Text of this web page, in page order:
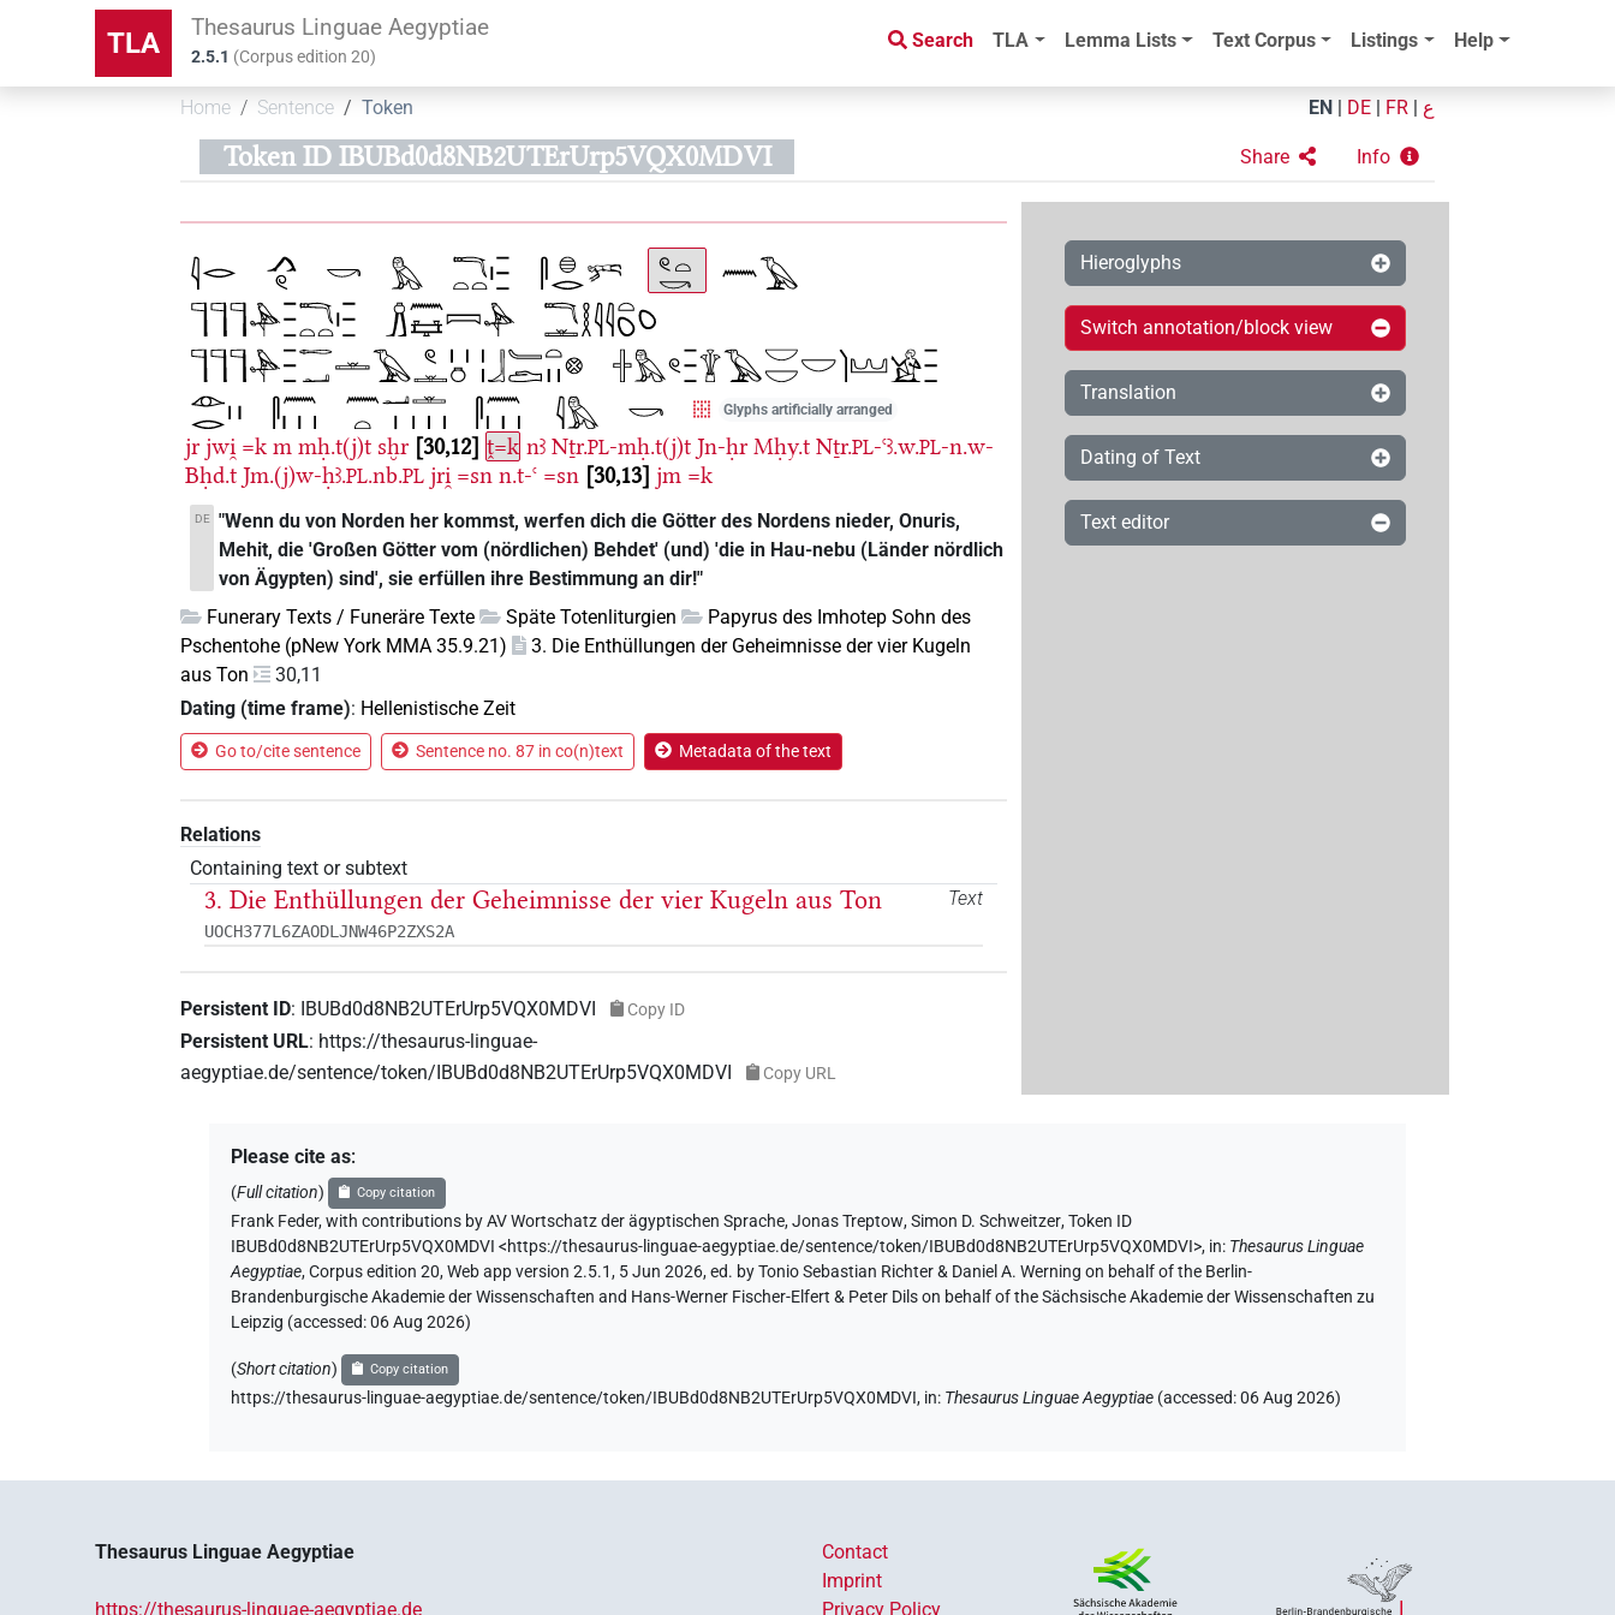
TLA Thesaurus Linguae Aegyptiae
2.5.1 (Corpus edition20)
Search TLA Lemma Lists Text Corpus Listings Help
Home Sentence Token EN DE FR ع
Token ID IBUBd0d8NB2UTErUrp5VQX0MDVI Share Info
Glyphs artificially arranged
jr jwi̯ =k m mḥ.t(j)t sḫr 30,12 ṱ=k nꜣ Nṯr.PL-mḥ.t(j)t Jn-ḥr Mḥy.t Nṯr.PL-ꜥꜣ.w.PL-n.w-
Bḥd.t Jm.(j)w-ḥꜣ.PL.nb.PL jri̯ =sn n.t-ꜥ =sn 30,13 jm =k
DE "Wenn du von Norden her kommst, werfen dich die Götter des Nordens nieder, Onuris,
Mehit, die 'Großen Götter vom (nördlichen) Behdet' (und) 'die in Hau-nebu (Länder nördlich
von Ägypten) sind', sie erfüllen ihre Bestimmung an dir!"
Funerary Texts / Funeräre Texte
Späte Totenliturgien
Papyrus des Imhotep Sohn des
Pschentohe (pNew York MMA 35.9.21)
3. Die Enthüllungen der Geheimnisse der vier Kugeln
aus Ton
30,11
Dating (time frame): Hellenistische Zeit
Go to/cite sentence Sentence no. 87 in co(n)text Metadata of the text
Relations
Containing text or subtext
Text
3. Die Enthüllungen der Geheimnisse der vier Kugeln aus Ton
UOCH377L6ZAODLJNW46P2ZXS2A
Persistent ID: IBUBd0d8NB2UTErUrp5VQX0MDVI Copy ID
Persistent URL: https://thesaurus-linguae-
aegyptiae.de/sentence/token/IBUBd0d8NB2UTErUrp5VQX0MDVI
Copy URL
Hieroglyphs
Switch annotation/block view
Translation
Dating of Text
Text editor
Please cite as:
(Full citation) Copy citation
Frank Feder,with contributions by AV Wortschatz der ägyptischen Sprache,Jonas Treptow,Simon D. Schweitzer,Token ID
IBUBd0d8NB2UTErUrp5VQX0MDVI <https://thesaurus-linguae-aegyptiae.de/sentence/token/IBUBd0d8NB2UTErUrp5VQX0MDVI>, in: Thesaurus Linguae
Aegyptiae,Corpus edition 20, Web app version 2.5.1, 5 Jun 2026, ed. by Tonio Sebastian Richter & Daniel A. Werning on behalf of the Berlin-
Brandenburgische Akademie der Wissenschaften and Hans-Werner Fischer-Elfert & Peter Dils on behalf of the Sächsische Akademie der Wissenschaften zu
Leipzig (accessed:06 Aug 2026)
(Short citation) Copy citation
https://thesaurus-linguae-aegyptiae.de/sentence/token/IBUBd0d8NB2UTErUrp5VQX0MDVI, in: Thesaurus Linguae Aegyptiae (accessed:06 Aug 2026)
Thesaurus Linguae Aegyptiae
https://thesaurus-linguae-aegyptiae.de
Contact
Imprint
Privacy Policy